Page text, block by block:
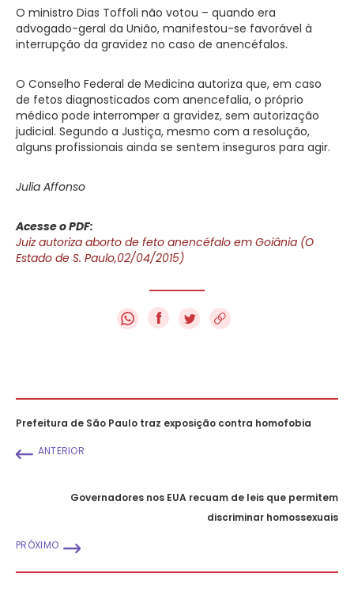
O ministro Dias Toffoli não votou – quando era
advogado-geral da União, manifestou-se favorável à
interrupção da gravidez no caso de anencéfalos.
O Conselho Federal de Medicina autoriza que, em caso
de fetos diagnosticados com anencefalia, o próprio
médico pode interromper a gravidez, sem autorização
judicial. Segundo a Justiça, mesmo com a resolução,
alguns profissionais ainda se sentem inseguros para agir.
Julia Affonso
Acesse o PDF:
Juiz autoriza aborto de feto anencéfalo em Goiânia (O
Estado de S. Paulo,02/04/2015)
f
Prefeitura de São Paulo traz exposição contra homofobia
ANTERIOR
Governadores nos EUA recuam de leis que permitem
discriminar homossexuais
PRÓXIMO